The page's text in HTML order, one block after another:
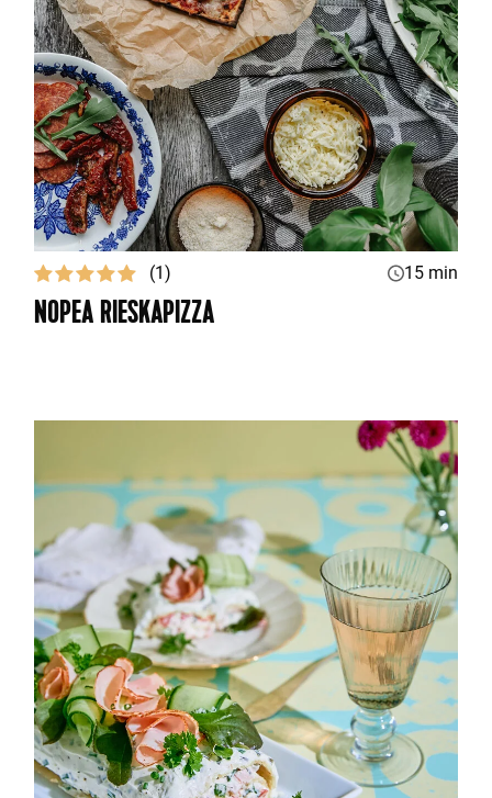
(1) 15 min
NOPEA RIESKAPIZZA